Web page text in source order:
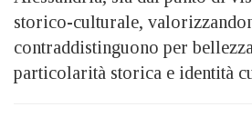
storico-culturale,
contraddistinguono per
particolarità storica e identità